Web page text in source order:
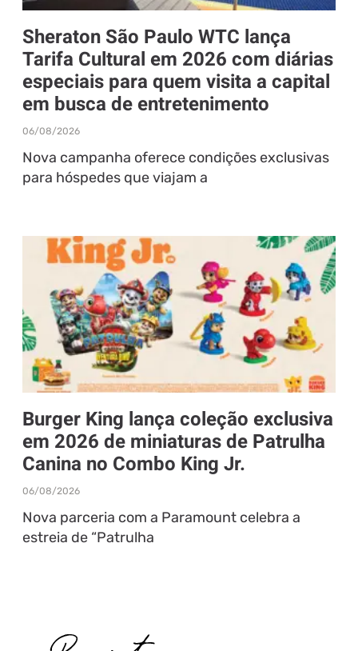
Sheraton São Paulo WTC lança
Tarifa Cultural em 2026 com diárias
especiais para quem visita a capital
em busca de entretenimento
06/08/2026
Nova campanha oferece condições exclusivas
para hóspedes que viajam a
Burger King lança coleção exclusiva
em 2026 de miniaturas de Patrulha
Canina no Combo King Jr.
06/08/2026
Nova parceria com a Paramount celebra a
estreia de “Patrulha